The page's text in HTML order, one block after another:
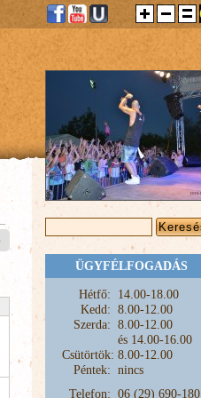
KERESÉS ŰRLAP
ÜGYFÉLFOGADÁS
Hétfő: 14.00-18.00
Kedd: 8.00-12.00
Szerda: 8.00-12.00
és 14.00-16.00
Csütörtök: 8.00-12.00
Péntek: nincs
Telefon: 06 (29) 690-180